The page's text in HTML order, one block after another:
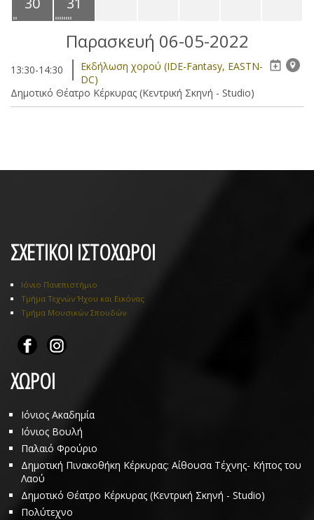
Παρασκευή 06-05-2022
13:30-14:30
Eκδήλωση χορού (IDE-Fantasy, EASTN-
DC)
Δημοτικό Θέατρο Κέρκυρας (Κεντρική Σκηνή - Studio)
ΣΧΕΤΙΚΟΙ ΙΣΤΟΧΩΡΟΙ
Ιόνιο Πανεπιστήμιο
Τμήμα Τεχνών Ήχου και Εικόνας
Τμήμα Μουσικών Σπουδών
ΧΩΡΟΙ
Ιόνιος Ακαδημία
Ιόνιος Βουλή
Παλαιό Φρούριο
Δημοτική Πινακοθήκη Κέρκυρας: Αίθουσα Τέχνης- Κήπος του
Λαού
Δημοτικό Θέατρο Κέρκυρας (Κεντρική Σκηνή - Studio)
Πολύτεχνο